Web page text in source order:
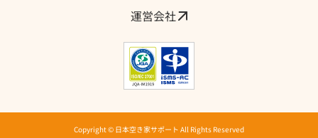
運営会社
Copyright © 日本空き家サポート All Rights Reserved